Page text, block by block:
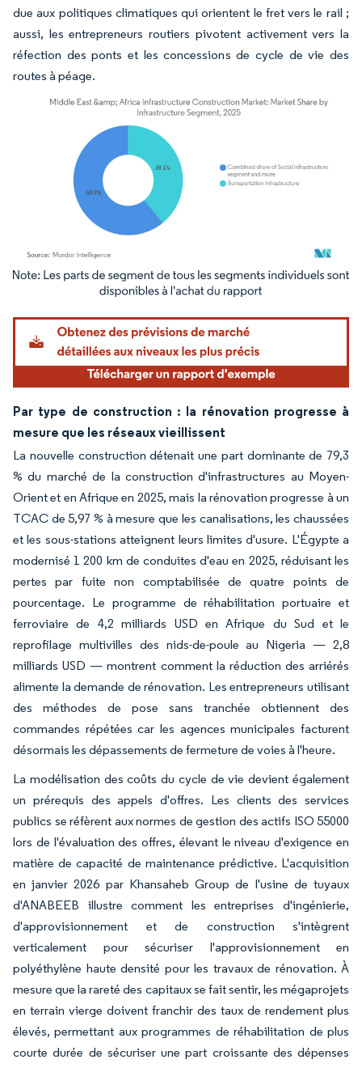
due aux politiques climatiques qui orientent le fret vers le rail ;
aussi, les entrepreneurs routiers pivotent activement vers la
réfection des ponts et les concessions de cycle de vie des
routes à péage.
Image © Mordor Intelligence. La réutilisation nécessite une attribution sous CC BY
Par type de construction : la rénovation progresse à
mesure que les réseaux vieillissent
La nouvelle construction détenait une part dominante de 79,3
% du marché de la construction d'infrastructures au Moyen-
Orient et en Afrique en 2025, mais la rénovation progresse à un
TCAC de 5,97 % à mesure que les canalisations, les chaussées
et les sous-stations atteignent leurs limites d'usure. L'Égypte a
modernisé 1 200 km de conduites d'eau en 2025, réduisant les
pertes par fuite non comptabilisée de quatre points de
pourcentage. Le programme de réhabilitation portuaire et
ferroviaire de 4,2 milliards USD en Afrique du Sud et le
reprofilage multivilles des nids-de-poule au Nigeria — 2,8
milliards USD — montrent comment la réduction des arriérés
alimente la demande de rénovation. Les entrepreneurs utilisant
des méthodes de pose sans tranchée obtiennent des
commandes répétées car les agences municipales facturent
désormais les dépassements de fermeture de voies à l'heure.
La modélisation des coûts du cycle de vie devient également
un prérequis des appels d'offres. Les clients des services
publics se réfèrent aux normes de gestion des actifs ISO 55000
lors de l'évaluation des offres, élevant le niveau d'exigence en
matière de capacité de maintenance prédictive. L'acquisition
en janvier 2026 par Khansaheb Group de l'usine de tuyaux
d'ANABEEB illustre comment les entreprises d'ingénierie,
d'approvisionnement et de construction s'intègrent
verticalement pour sécuriser l'approvisionnement en
polyéthylène haute densité pour les travaux de rénovation. À
mesure que la rareté des capitaux se fait sentir, les mégaprojets
en terrain vierge doivent franchir des taux de rendement plus
élevés, permettant aux programmes de réhabilitation de plus
courte durée de sécuriser une part croissante des dépenses